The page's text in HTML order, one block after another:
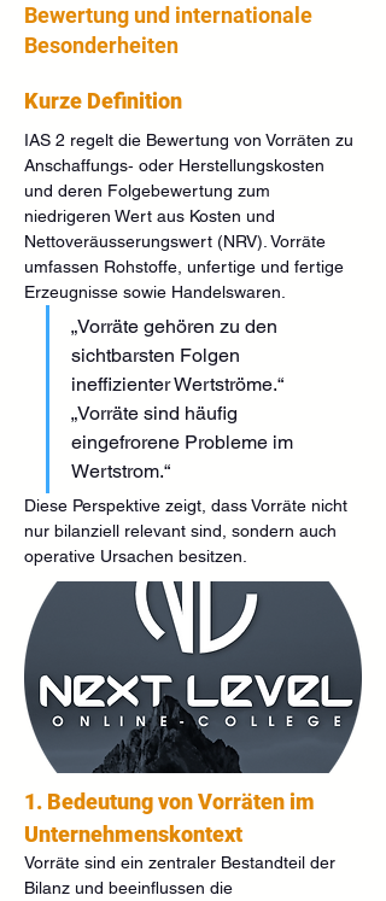
Bewertung und internationale
Besonderheiten
Kurze Definition
IAS 2 regelt die Bewertung von Vorräten zu
Anschaffungs‑ oder Herstellungskosten
und deren Folgebewertung zum
niedrigeren Wert aus Kosten und
Nettoveräusserungswert (NRV). Vorräte
umfassen Rohstoffe, unfertige und fertige
Erzeugnisse sowie Handelswaren.
„Vorräte gehören zu den
sichtbarsten Folgen
ineffizienter Wertströme.“
„Vorräte sind häufig
eingefrorene Probleme im
Wertstrom.“
Diese Perspektive zeigt, dass Vorräte nicht
nur bilanziell relevant sind, sondern auch
operative Ursachen besitzen.
1. Bedeutung von Vorräten im
Unternehmenskontext
Vorräte sind ein zentraler Bestandteil der
Bilanz und beeinflussen die